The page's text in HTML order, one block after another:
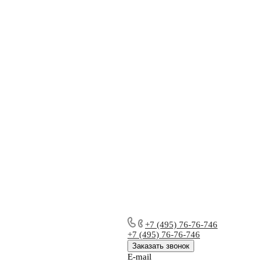
+7 (495) 76-76-746
+7 (495) 76-76-746
Заказать звонок
E-mail